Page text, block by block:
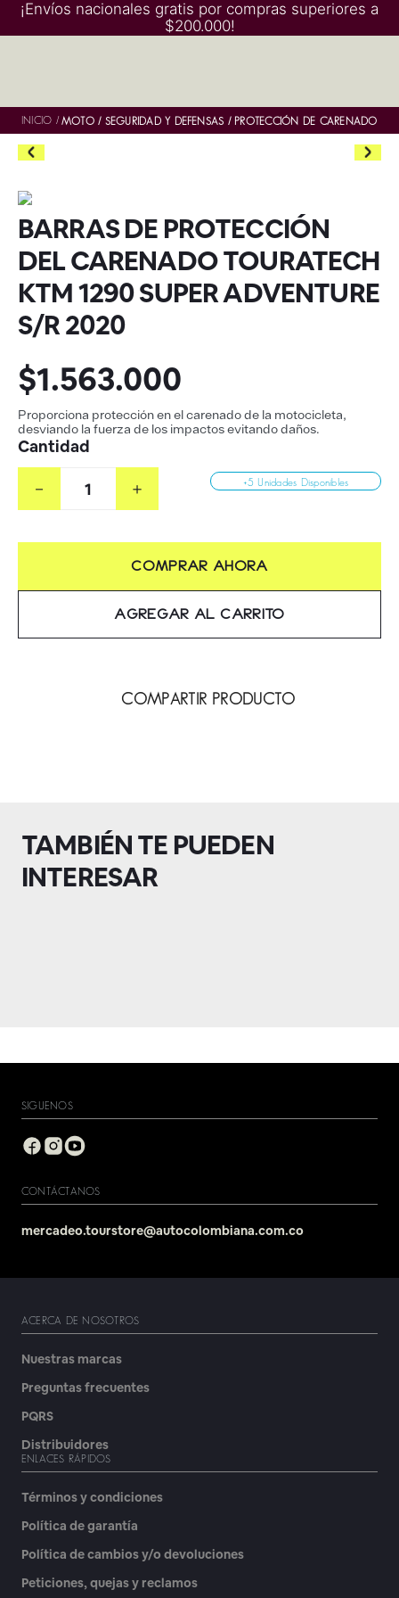
¡Envíos nacionales gratis por compras superiores a
$200.000!
INICIO / MOTO SEGURIDAD Y DEFENSAS PROTECCIÓN DE CARENADO
BARRAS DE PROTECCIÓN
DEL CARENADO TOURATECH
KTM 1290 SUPER ADVENTURE
S/R 2020
$1.563.000
Proporciona protección en el carenado de la motocicleta,
desviando la fuerza de los impactos evitando daños.
Cantidad
＋
－ +5 Unidades Disponibles
AGREGAR AL CARRITO
COMPRAR AHORA
COMPARTIR PRODUCTO
TAMBIÉN TE PUEDEN
INTERESAR
SIGUENOS
CONTÁCTANOS
mercadeo.tourstore@autocolombiana.com.co
ACERCA DE NOSOTROS
Nuestras marcas
Preguntas frecuentes
PQRS
Distribuidores
ENLACES RÁPIDOS
Términos y condiciones
Política de garantía
Política de cambios y/o devoluciones
Peticiones, quejas y reclamos